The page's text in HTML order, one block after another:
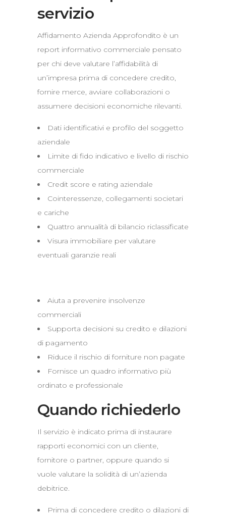
servizio
Affidamento Azienda Approfondito è un
report informativo commerciale pensato
per chi deve valutare l’affidabilità di
un’impresa prima di concedere credito,
fornire merce, avviare collaborazioni o
assumere decisioni economiche rilevanti.
Dati identificativi e profilo del soggetto
aziendale
Limite di fido indicativo e livello di rischio
commerciale
Credit score e rating aziendale
Cointeressenze, collegamenti societari
e cariche
Quattro annualità di bilancio riclassificate
Visura immobiliare per valutare
eventuali garanzie reali
Aiuta a prevenire insolvenze
commerciali
Supporta decisioni su credito e dilazioni
di pagamento
Riduce il rischio di forniture non pagate
Fornisce un quadro informativo più
ordinato e professionale
Quando richiederlo
Il servizio è indicato prima di instaurare
rapporti economici con un cliente,
fornitore o partner, oppure quando si
vuole valutare la solidità di un’azienda
debitrice.
Prima di concedere credito o dilazioni di